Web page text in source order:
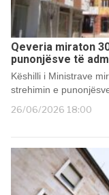
Qeveria miraton
punonjësve të
Këshilli i Ministrave
strehimin e
26/06/2026 18:00